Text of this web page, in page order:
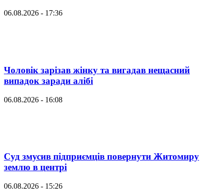
06.08.2026 - 17:36
Чоловік зарізав жінку та вигадав нещасний
випадок заради алібі
06.08.2026 - 16:08
Суд змусив підприємців повернути Житомиру
землю в центрі
06.08.2026 - 15:26